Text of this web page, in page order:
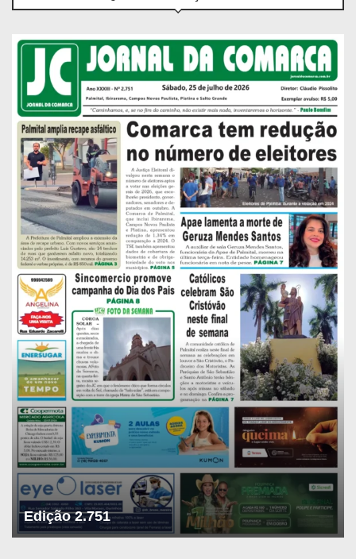
Edição 2.751